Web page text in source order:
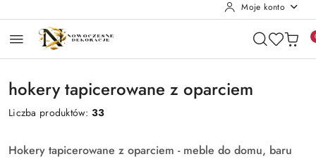
Moje konto
hokery tapicerowane z oparciem
Liczba produktów:33
Hokery tapicerowane z oparciem - meble do domu, baru